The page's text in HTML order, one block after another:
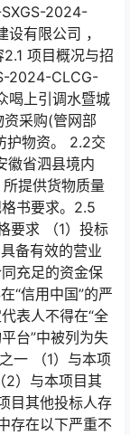
2024-
有限公司 ，
项目概况与招
2024-CLCG-
喝上引调水暨城
采购(管网部
护物资。 2.2交
徽省泗县境内
提供货物质量
书要求。2.5
要求 （1）投标
备有效的营业
充足的资金保
“信用中国”的严
表人不得在“全
台”中被列为失
一 （1）与本项
2）与本项目其
目其他投标人存
存在以下严重不